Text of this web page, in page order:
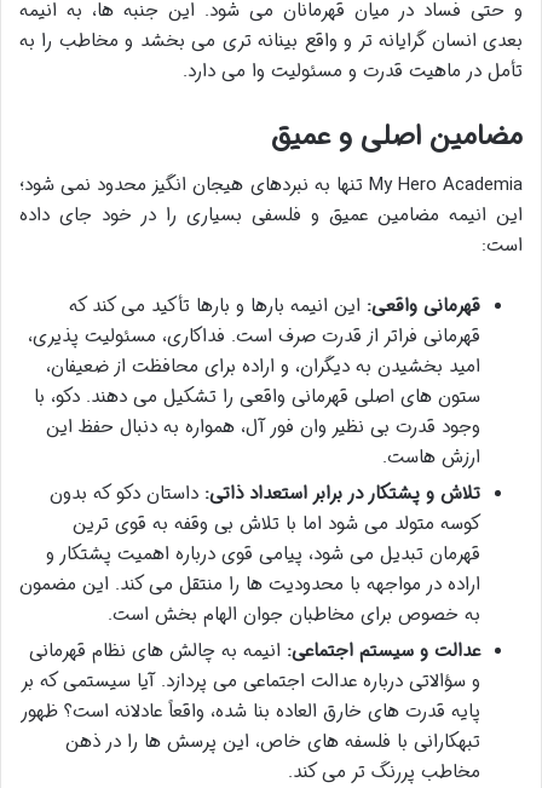
و حتی فساد در میان قهرمانان می شود. این جنبه ها، به انیمه
بعدی انسان گرایانه تر و واقع بینانه تری می بخشد و مخاطب را به
تأمل در ماهیت قدرت و مسئولیت وا می دارد.
مضامین اصلی و عمیق
My Hero Academia تنها به نبردهای هیجان انگیز محدود نمی شود؛
این انیمه مضامین عمیق و فلسفی بسیاری را در خود جای داده
است:
قهرمانی واقعی: این انیمه بارها و بارها تأکید می کند که
قهرمانی فراتر از قدرت صرف است. فداکاری، مسئولیت پذیری،
امید بخشیدن به دیگران، و اراده برای محافظت از ضعیفان،
ستون های اصلی قهرمانی واقعی را تشکیل می دهند. دکو، با
وجود قدرت بی نظیر وان فور آل، همواره به دنبال حفظ این
ارزش هاست.
تلاش و پشتکار در برابر استعداد ذاتی: داستان دکو که بدون
کوسه متولد می شود اما با تلاش بی وقفه به قوی ترین
قهرمان تبدیل می شود، پیامی قوی درباره اهمیت پشتکار و
اراده در مواجهه با محدودیت ها را منتقل می کند. این مضمون
به خصوص برای مخاطبان جوان الهام بخش است.
عدالت و سیستم اجتماعی: انیمه به چالش های نظام قهرمانی
و سؤالاتی درباره عدالت اجتماعی می پردازد. آیا سیستمی که بر
پایه قدرت های خارق العاده بنا شده، واقعاً عادلانه است؟ ظهور
تبهکارانی با فلسفه های خاص، این پرسش ها را در ذهن
مخاطب پررنگ تر می کند.